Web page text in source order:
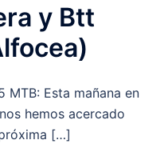
y Btt
MTB: Esta mañana en
hemos acercado
[…]